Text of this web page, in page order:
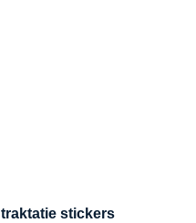
traktatie stickers